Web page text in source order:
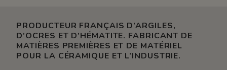
PRODUCTEUR FRANÇAIS D’ARGILES,
D’OCRES ET D’HÉMATITE. FABRICANT DE
MATIÈRES PREMIÈRES ET DE MATÉRIEL
POUR LA CÉRAMIQUE ET L’INDUSTRIE.